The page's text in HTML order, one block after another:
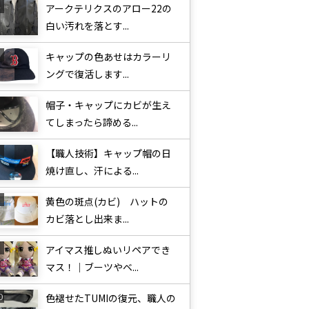
アークテリクスのアロー22の
白い汚れを落とす...
キャップの色あせはカラーリ
ングで復活します...
帽子・キャップにカビが生え
てしまったら諦める...
【職人技術】キャップ帽の日
焼け直し、汗による...
黄色の斑点(カビ) ハットの
カビ落とし出来ま...
アイマス推しぬいリペアでき
マス！｜ブーツやベ...
色褪せたTUMIの復元、職人の